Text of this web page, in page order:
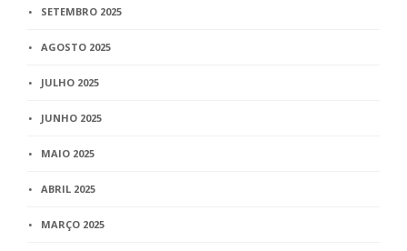
SETEMBRO 2025
AGOSTO 2025
JULHO 2025
JUNHO 2025
MAIO 2025
ABRIL 2025
MARÇO 2025